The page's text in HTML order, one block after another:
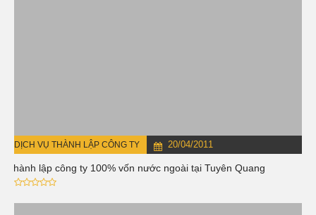
DỊCH VỤ THÀNH LẬP CÔNG TY 20/04/2011
Thành lập công ty 100% vốn nước ngoài tại Tuyên Quang